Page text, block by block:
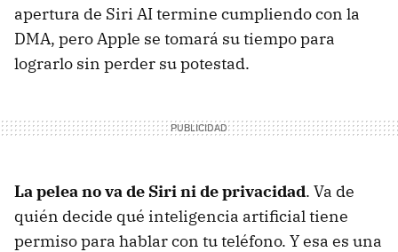
apertura de Siri AI termine cumpliendo con la
DMA, pero Apple se tomará su tiempo para
lograrlo sin perder su potestad.
La pelea no va de Siri ni de privacidad. Va de
quién decide qué inteligencia artificial tiene
permiso para hablar con tu teléfono. Y esa es una